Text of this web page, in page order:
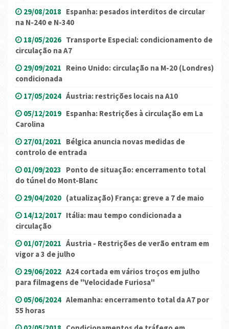
29/08/2018 Espanha: pesados interditos de circular
na N-240 e N-340
18/05/2026 Transporte Especial: condicionamento de
circulação na A7
29/09/2021 Reino Unido: circulação na M-20 (Londres)
condicionada
17/05/2024 Áustria: restrições locais na A10
05/12/2019 Espanha: Restrições à circulação em La
Carolina
27/01/2021 Bélgica anuncia novas medidas de
controlo de entrada
01/09/2023 Ponto de situação: encerramento total
do túnel do Mont-Blanc
29/04/2020 (atualização) França: greve a 7 de maio
14/12/2017 Itália: mau tempo condicionada a
circulação
01/07/2021 Áustria - Restrições de verão entram em
vigor a 3 de julho
29/06/2022 A24 cortada em vários troços em julho
para filmagens de "Velocidade Furiosa"
05/06/2024 Alemanha: encerramento total da A7 por
55 horas